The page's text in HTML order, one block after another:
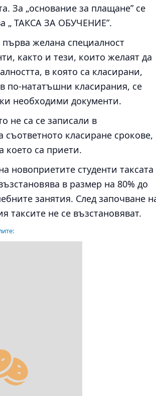
За „основание за плащане” се
„ ТАКСА ЗА ОБУЧЕНИЕ”.
желана специалност
както и тези, които желаят да
в която са класирани,
в по-нататъшни класирания, се
необходими документи.
не са се записали в
съответното класиране срокове,
което са приети.
новоприетите студенти таксата
в размер на 80% до
занятия. След започване
таксите не се възстановяват.